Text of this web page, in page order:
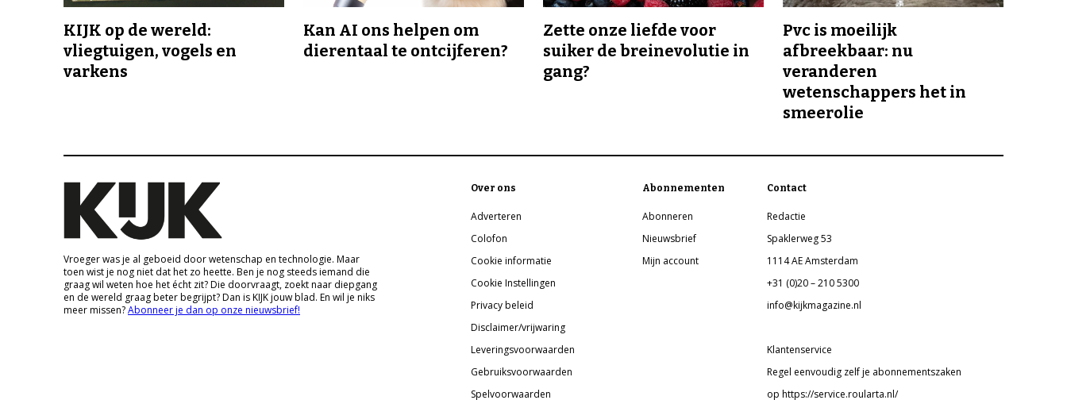
KIJK op de wereld:
vliegtuigen, vogels en
varkens
Kan AI ons helpen om
dierentaal te ontcijferen?
Zette onze liefde voor
suiker de breinevolutie in
gang?
Pvc is moeilijk
afbreekbaar: nu
veranderen
wetenschappers het in
smeerolie
Vroeger was je al geboeid door wetenschap en technologie. Maar
toen wist je nog niet dat het zo heette. Ben je nog steeds iemand die
graag wil weten hoe het écht zit? Die doorvraagt, zoekt naar diepgang
en de wereld graag beter begrijpt? Dan is KIJK jouw blad. En wil je niks
meer missen?Abonneer je dan op onze nieuwsbrief!
Over ons
Adverteren
Colofon
Cookie informatie
Cookie Instellingen
Privacy beleid
Disclaimer/vrijwaring
Leveringsvoorwaarden
Gebruiksvoorwaarden
Spelvoorwaarden
Abonnementen
Abonneren
Nieuwsbrief
Mijn account
Contact
Redactie
Spaklerweg 53
1114 AE Amsterdam
+31 (0)20 – 210 5300
info@kijkmagazine.nl
Klantenservice
Regel eenvoudig zelf je abonnementszaken
op https://service.roularta.nl/